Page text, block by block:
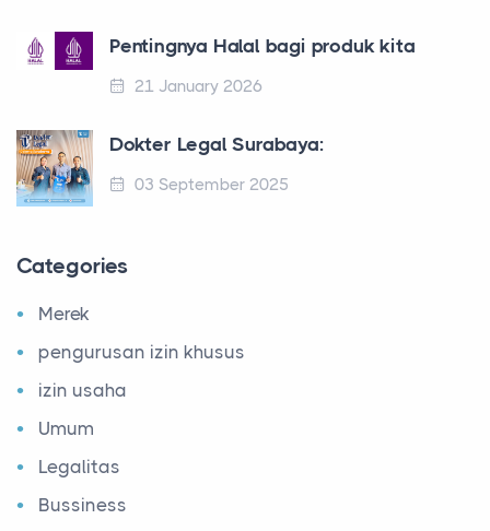
Pentingnya Halal bagi produk kita
21 January 2026
Dokter Legal Surabaya:
03 September 2025
Categories
Merek
pengurusan izin khusus
izin usaha
Umum
Legalitas
Bussiness